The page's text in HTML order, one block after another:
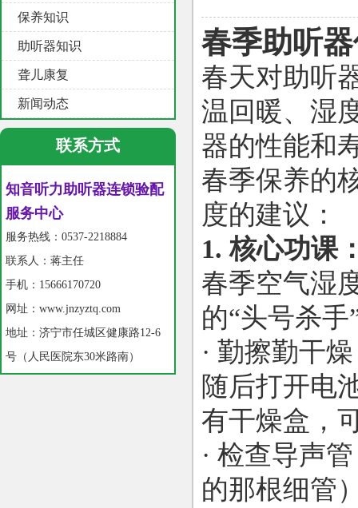
保养知识
助听器知识
聋儿康复
新闻动态
联系方式
知音听力助听器连锁验配
服务中心
服务热线：0537-2218884
联系人：蒋主任
手机：15666170720
网址：www.jnzyztq.com
地址：济宁市任城区健康路12-6
号（人民医院东30米路南）
春季助听
春天对助听
温回暖、湿
器的性能和
春季保养的
度的建议：
1. 核心功课
春季空气湿
的“头号杀手
· 勤擦勤干
随后打开电
有干燥盒，
· 检查导声
的那根细管